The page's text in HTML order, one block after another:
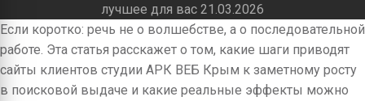
лучшее для вас 21.03.2026
Если коротко: речь не о волшебстве, а о последовательной
работе. Эта статья расскажет о том, какие шаги приводят
сайты клиентов студии АРК ВЕБ Крым к заметному росту
в поисковой выдаче и какие реальные эффекты можно